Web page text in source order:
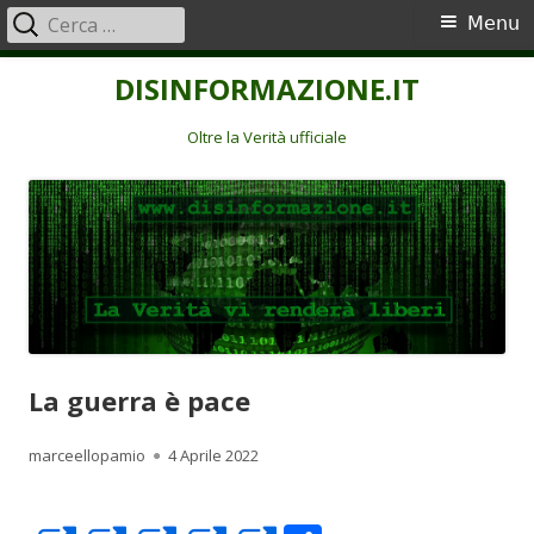
DISINFORMAZIONE.IT
Oltre la Verità ufficiale
Menu
principale
Menu
Ricerca
per:
La guerra è pace
Autore
marceellopamio Pubblicato
4 Aprile 2022